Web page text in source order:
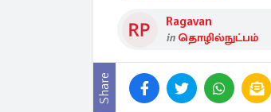
Ragavan
in தொழில்நுட்பம்
Share